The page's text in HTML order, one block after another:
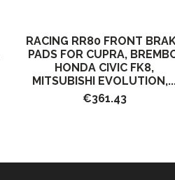
RACING RR80 FRONT
PADS FOR CUPRA,
HONDA CIVIC FK8,
MITSUBISHI
€361.43